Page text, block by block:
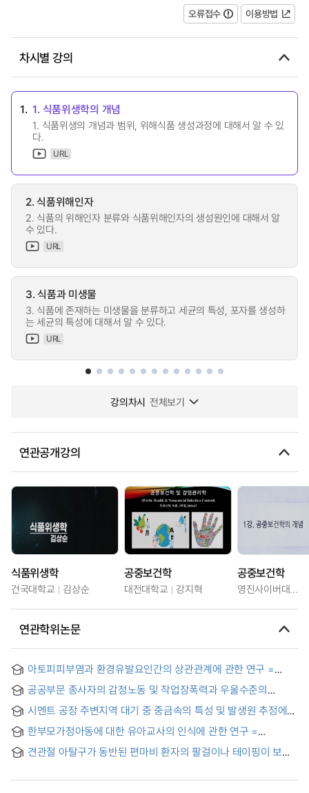
오류접수 이용방법
차시별 강의
1. 1. 식품위생학의 개념
1. 식품위생의 개념과 범위, 위해식품 생성과정에 대해서 알 수 있
다.
URL
2. 식품위해인자
2. 식품의 위해인자 분류와 식품위해인자의 생성원인에 대해서 알
수 있다.
URL
3. 식품과 미생물
3. 식품에 존재하는 미생물을 분류하고 세균의 특성, 포자를 생성하
는 세균의 특성에 대해서 알 수 있다.
URL
강의차시 전체보기
연관공개강의
식품위생학
건국대학교 김상순
공중보건학
대전대학교 강지혁
공중보건학
영진사이버대학교
연관학위논문
아토피피부염과 환경유발요인간의 상관관계에 관한 연구 =
Environmental provocation factors
공공부문 종사자의 감정노동 및 작업장폭력과 우울수준의
workplace violence and depressive symptom among
poblic workers
시멘트 공장 주변지역 대기 중 중금속의 특성 및 발생원 추정에
the Airborne Heavy Metals of Cement Factory Outskirts
Area Inhabitants
한부모가정아동에 대한 유아교사의 인식에 관한 연구 =
견관절 아탈구가 동반된 편마비 환자의 팔걸이나 테이핑이 보행